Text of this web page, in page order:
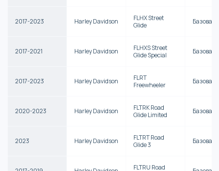
2017-2023 Harley Davidson
FLHX Street
Glide
Базова
2017-2021 Harley Davidson
FLHXS Street
Glide Special
Базова
2017-2023 Harley Davidson
FLRT
Freewheeler
Базова
2020-2023 Harley Davidson
FLTRK Road
Glide Limited
Базова
2023 Harley Davidson
FLTRT Road
Glide 3
Базова
FLTRU Road